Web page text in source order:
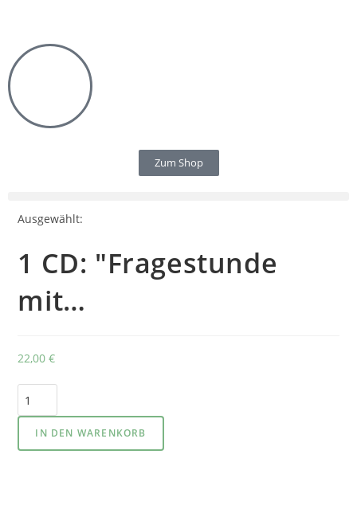
Zum Shop
Ausgewählt:
1 CD: "Fragestunde
mit…
22,00€
IN DEN WARENKORB